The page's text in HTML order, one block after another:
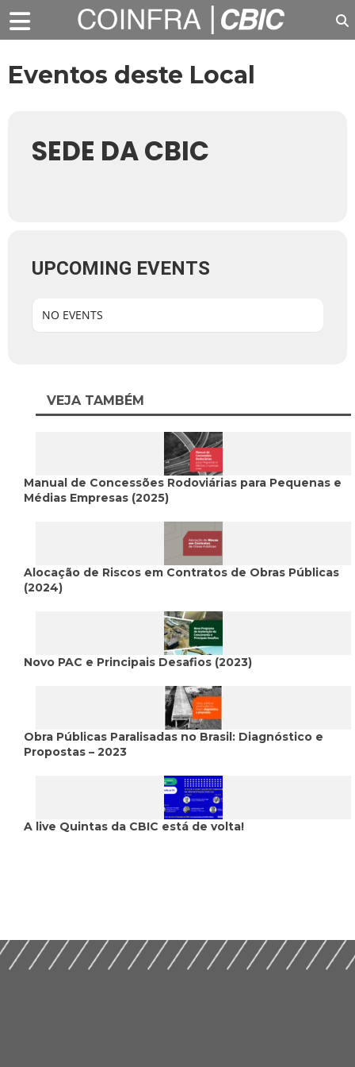
Eventos deste Local
SEDE DA CBIC
UPCOMING EVENTS
NO EVENTS
VEJA TAMBÉM
Manual de Concessões Rodoviárias para Pequenas e
Médias Empresas (2025)
Alocação de Riscos em Contratos de Obras Públicas
(2024)
Novo PAC e Principais Desafios (2023)
Obra Públicas Paralisadas no Brasil: Diagnóstico e
Propostas – 2023
A live Quintas da CBIC está de volta!